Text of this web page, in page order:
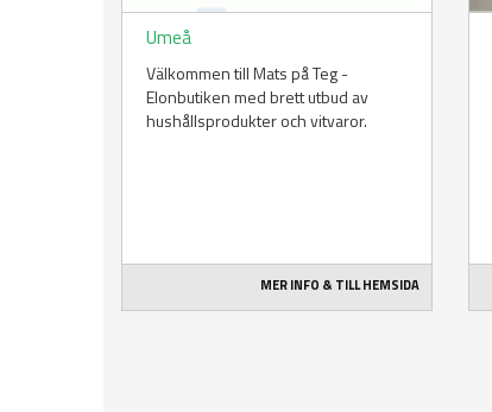
Umeå
Välkommen till Mats på Teg -
Elonbutiken med brett utbud av
hushållsprodukter och vitvaror.
MER INFO & TILL HEMSIDA